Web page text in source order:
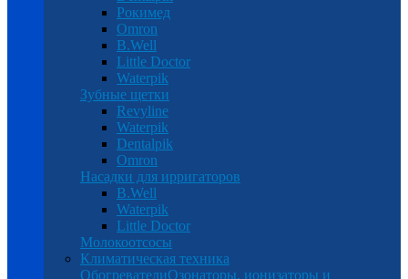
Рокимед
Omron
B.Well
Little Doctor
Waterpik
Зубные щетки
Revyline
Waterpik
Dentalpik
Omron
Насадки для ирригаторов
B.Well
Waterpik
Little Doctor
Молокоотсосы
Климатическая техника
ОбогревателиОзонаторы, ионизаторы и